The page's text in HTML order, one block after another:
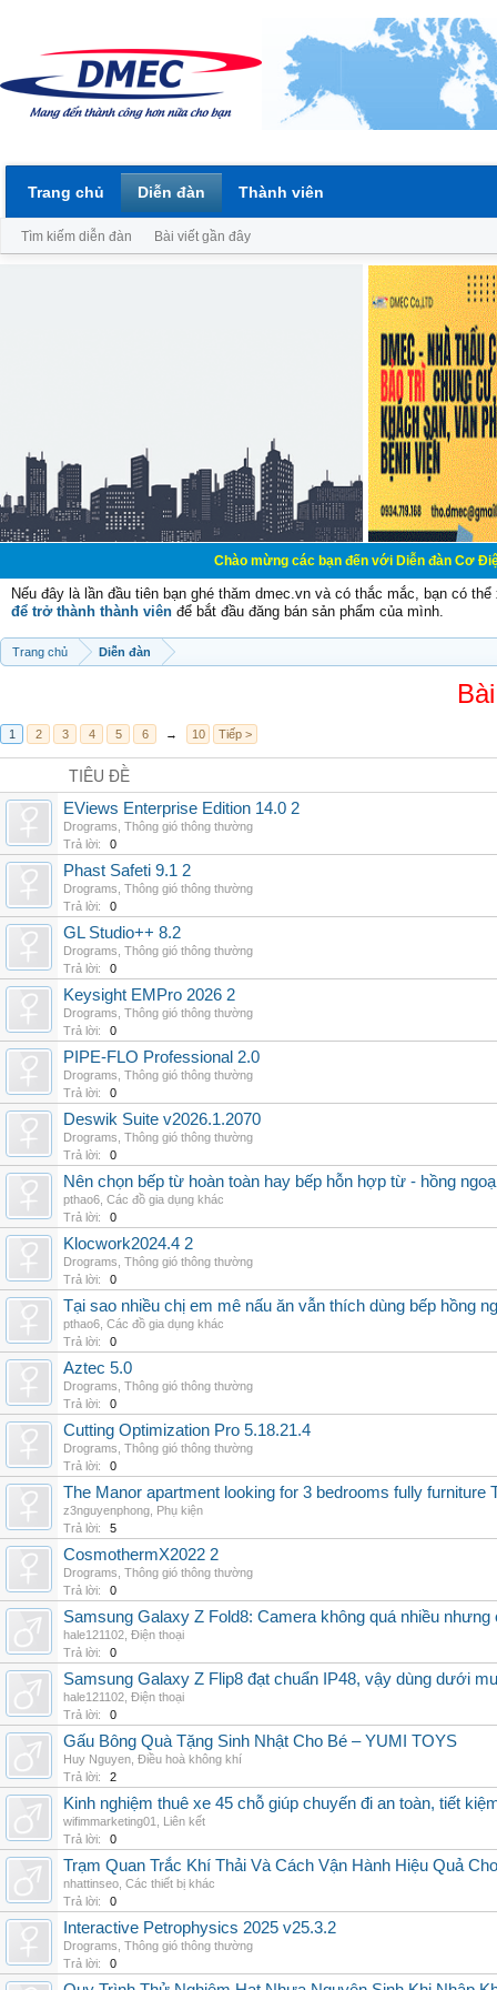
Chào mừng các bạn đến với Diễn đàn Cơ Điện - Diễn
Nếu đây là lần đầu tiên bạn ghé thăm dmec.vn và có thắc mắc, bạn có
để trở thành thành viên để bắt đầu đăng bán sản phẩm của mình.
Trang chủ Diễn đàn
1 2 3 4 5 6 → 10 Tiếp >
TIÊU ĐỀ
EViews Enterprise Edition 14.0 2
Drograms Thông gió thông thường
Trả lời:
0
Phast Safeti 9.1 2
Drograms Thông gió thông thường
Trả lời:
0
GL Studio++ 8.2
Drograms Thông gió thông thường
Trả lời:
0
Keysight EMPro 2026 2
Drograms Thông gió thông thường
Trả lời:
0
PIPE-FLO Professional 2.0
Drograms Thông gió thông thường
Trả lời:
0
Deswik Suite v2026.1.2070
Drograms Thông gió thông thường
Trả lời:
0
Nên chọn bếp từ hoàn toàn hay bếp hỗn hợp từ - hồng
pthao6 Các đồ gia dụng khác
Trả lời:
0
Klocwork2024.4 2
Drograms Thông gió thông thường
Trả lời:
0
Tại sao nhiều chị em mê nấu ăn vẫn thích dùng bếp hồng
pthao6 Các đồ gia dụng khác
Trả lời:
0
Aztec 5.0
Drograms Thông gió thông thường
Trả lời:
0
Cutting Optimization Pro 5.18.21.4
Drograms Thông gió thông thường
Trả lời:
0
The Manor apartment looking for 3 bedrooms fully furniture
z3nguyenphong Phụ kiện
Trả lời:
5
CosmothermX2022 2
Drograms Thông gió thông thường
Trả lời:
0
Samsung Galaxy Z Fold8: Camera không quá nhiều nhưng
hale121102 Điện thoại
Trả lời:
0
Samsung Galaxy Z Flip8 đạt chuẩn IP48, vậy dùng dưới
hale121102 Điện thoại
Trả lời:
0
Gấu Bông Quà Tặng Sinh Nhật Cho Bé – YUMI TOYS
Huy Nguyen Điều hoà không khí
Trả lời:
2
Kinh nghiệm thuê xe 45 chỗ giúp chuyến đi an toàn, tiết
wifimmarketing01
Liên kết
Trả lời:
0
Trạm Quan Trắc Khí Thải Và Cách Vận Hành Hiệu Quả
nhattinseo Các thiết bị khác
Trả lời:
0
Interactive Petrophysics 2025 v25.3.2
Drograms Thông gió thông thường
Trả lời:
0
Trang chủ Diễn đàn
Tìm kiếm diễn đàn Bài viết gần đây
Thành viên